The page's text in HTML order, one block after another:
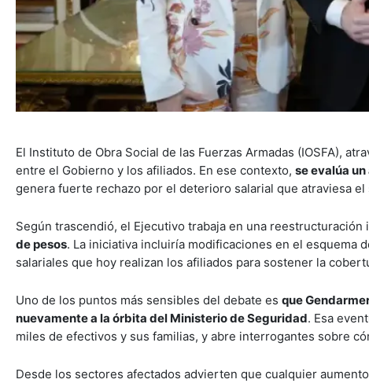
El Instituto de Obra Social de las Fuerzas Armadas (IOSFA),
entre el Gobierno y los afiliados. En ese contexto, se evalúa
genera fuerte rechazo por el deterioro salarial que atraviesa el
Según trascendió, el Ejecutivo trabaja en una reestructuración
de pesos. La iniciativa incluiría modificaciones en el esquema
salariales que hoy realizan los afiliados para sostener la
Uno de los puntos más sensibles del debate es que
nuevamente a la órbita del Ministerio de Seguridad. Esa
miles de efectivos y sus familias, y abre interrogantes sobre
Desde los sectores afectados advierten que cualquier